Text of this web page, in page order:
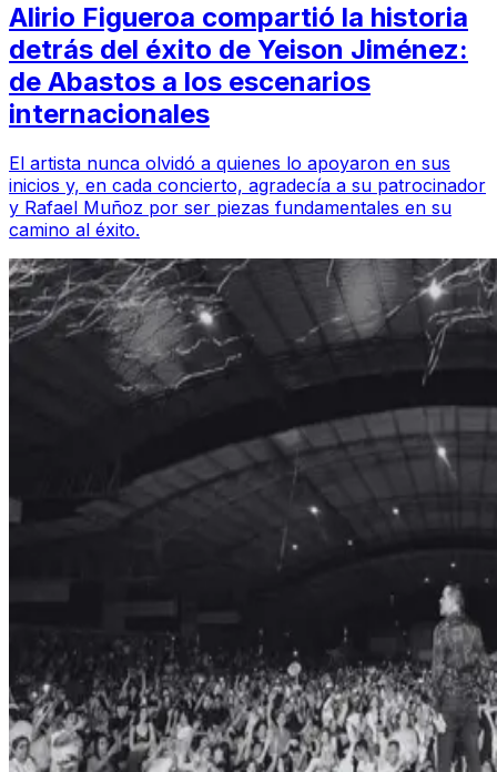
Alirio Figueroa compartió la historia
detrás del éxito de Yeison Jiménez:
de Abastos a los escenarios
internacionales
El artista nunca olvidó a quienes lo apoyaron en sus
inicios y, en cada concierto, agradecía a su patrocinador
y Rafael Muñoz por ser piezas fundamentales en su
camino al éxito.